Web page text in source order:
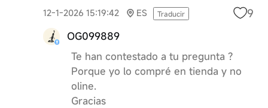
12-1-2026 15:19:42 ES Traducir 9
OG099889
Te han contestado a tu pregunta ?
Porque yo lo compré en tienda y no
oline.
Gracias